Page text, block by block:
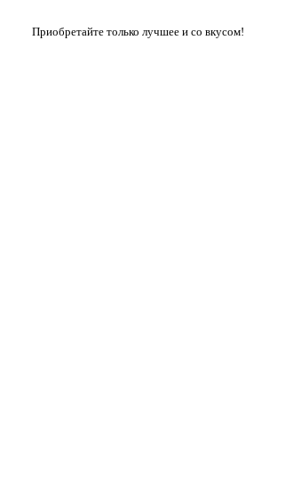
Приобретайте только лучшее и со вкусом!